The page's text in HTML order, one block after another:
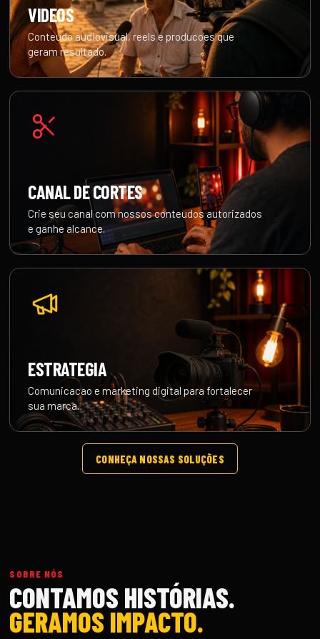
VIDEOS
Conteudo audiovisual, reels e producoes que
geram resultado.
CANAL DE CORTES
Crie seu canal com nossos conteudos autorizados
e ganhe alcance.
ESTRATEGIA
Comunicacao e marketing digital para fortalecer
sua marca.
CONHEÇA NOSSAS SOLUÇÕES
SOBRE NÓS
CONTAMOS HISTÓRIAS.
GERAMOS IMPACTO.